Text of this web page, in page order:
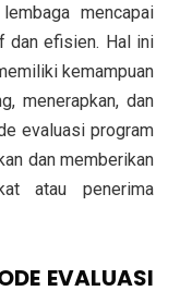
mencapai
dan efisien. Hal ini
kemampuan
menerapkan, dan
evaluasi program
dan memberikan
atau penerima
EVALUASI